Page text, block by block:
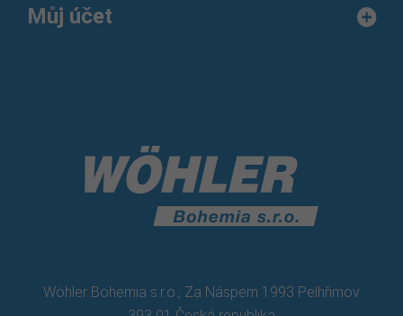
Můj účet
Wöhler Bohemia s.r.o., Za Náspem 1993 Pelhřimov